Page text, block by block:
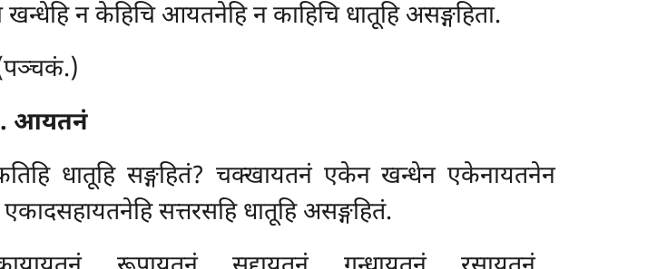
खन्धेहि न केहिचि आयतनेहि न काहिचि धातूहि असङ्गहिता.
आयतनं
धातूहि सङ्गहितं? चक्खायतनं एकेन खन्धेन एकेनायतनेन
सत्तरसहि धातूहि असङ्गहितं.